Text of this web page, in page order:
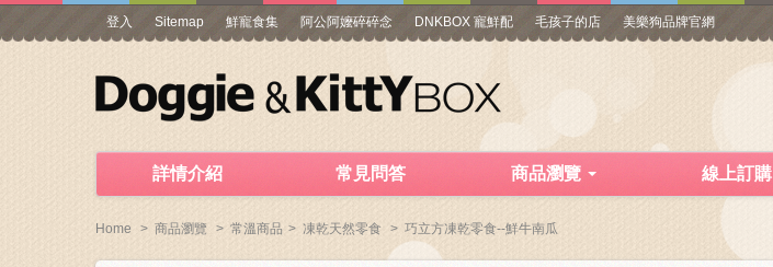
登入 Sitemap 鮮寵食集 阿公阿嬤碎碎念 DNKBOX 寵鮮配 毛孩子的店 美樂狗品牌官網
詳情介紹 常見問答 商品瀏覽 線上訂購
Home > 商品瀏覽 > 常溫商品 > 凍乾天然零食 > 巧立方凍乾零食--鮮牛南瓜